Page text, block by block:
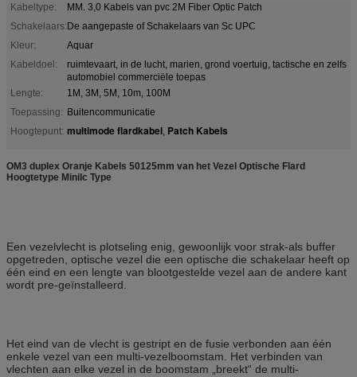
Kabeltype:
MM. 3,0 Kabels van pvc 2M Fiber Optic Patch
Schakelaars:De aangepaste of Schakelaars van Sc UPC
Kleur:
Aquar
Kabeldoel:
ruimtevaart, in de lucht, marien, grond voertuig, tactische en zelfs
automobiel commerciële toepas
Lengte:
1M, 3M, 5M, 10m, 100M
Toepassing: Buitencommunicatie
Hoogtepunt: multimode flardkabel, Patch Kabels
OM3 duplex Oranje Kabels 50125mm van het Vezel Optische Flard
Hoogtetype Minilc Type
Een vezelvlecht is plotseling enig, gewoonlijk voor strak-als buffer
opgetreden, optische vezel die een optische die schakelaar heeft op
één eind en een lengte van blootgestelde vezel aan de andere kant
wordt pre-geïnstalleerd.
Het eind van de vlecht is gestript en de fusie verbonden aan één
enkele vezel van een multi-vezelboomstam. Het verbinden van
vlechten aan elke vezel in de boomstam „breekt“ de multi-